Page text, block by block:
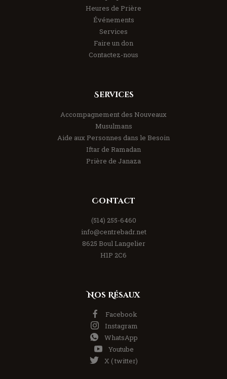
Heures de Prière
Événements
Services
Faire un don
Contactez-nous
Services
Accompagnement des Nouveaux
Musulmans
Aide aux Personnes dans le Besoin
Iftar de Ramadan
Prière de Janaza
Contact
(514) 255-6460
info@centrebadr.net
8625 Boul Langelier
H1P 2C6
Nos Résaux
Facebook
Instagram
WhatsApp
Youtube
X ( twitter)